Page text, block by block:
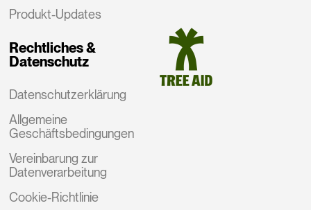
Produkt-Updates
Rechtliches &
Datenschutz
Datenschutzerklärung
Allgemeine
Geschäftsbedingungen
Vereinbarung zur
Datenverarbeitung
Cookie-Richtlinie